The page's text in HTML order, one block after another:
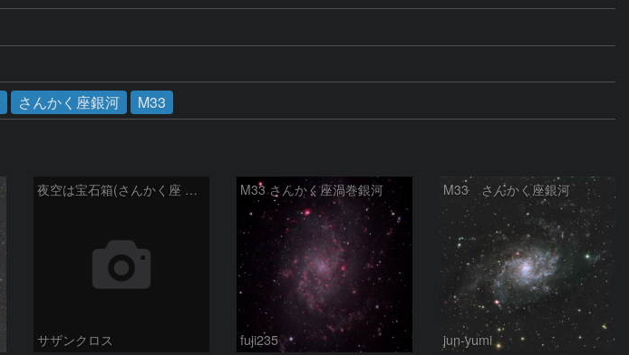
さんかく座銀河 M33
夜空は宝石箱(さんかく座 M33) Seestar50
サザンクロス
M33 さんかく座渦巻銀河
fuji235
M33 さんかく座銀河
jun-yumi